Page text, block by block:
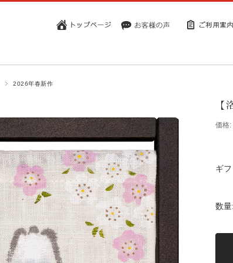
2026年春新作
【
価格:
ギ
数量: